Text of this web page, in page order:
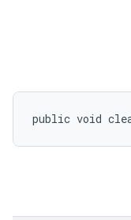
public void